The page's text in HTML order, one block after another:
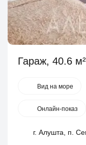
Гараж, 40.6 м²
Вид на море
Онлайн-показ
г. Алушта, п.